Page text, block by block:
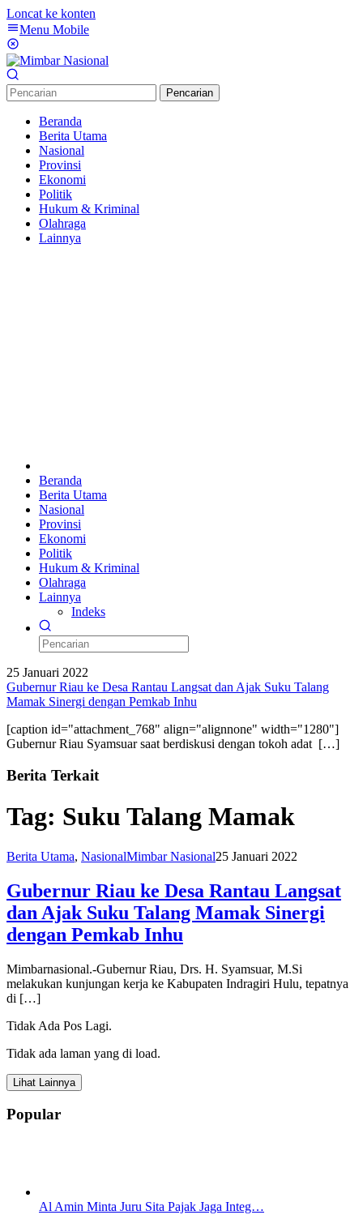
Loncat ke konten
Menu Mobile
Pencarian
Beranda
Berita Utama
Nasional
Provinsi
Ekonomi
Politik
Hukum & Kriminal
Olahraga
Lainnya
Beranda
Berita Utama
Nasional
Provinsi
Ekonomi
Politik
Hukum & Kriminal
Olahraga
Lainnya
Indeks
25 Januari 2022
Gubernur Riau ke Desa Rantau Langsat dan Ajak Suku Talang
Mamak Sinergi dengan Pemkab Inhu
[caption id="attachment_768" align="alignnone" width="1280"]
Gubernur Riau Syamsuar saat berdiskusi dengan tokoh adat […]
Berita Terkait
Tag: Suku Talang Mamak
Berita Utama, NasionalMimbar Nasional25 Januari 2022
Gubernur Riau ke Desa Rantau Langsat
dan Ajak Suku Talang Mamak Sinergi
dengan Pemkab Inhu
Mimbarnasional.-Gubernur Riau, Drs. H. Syamsuar, M.Si
melakukan kunjungan kerja ke Kabupaten Indragiri Hulu, tepatnya
di […]
Tidak Ada Pos Lagi.
Tidak ada laman yang di load.
Lihat Lainnya
Popular
Al Amin Minta Juru Sita Pajak Jaga Integ…